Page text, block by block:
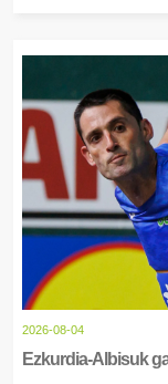
2026-08-04
Ezkurdia-Albisuk